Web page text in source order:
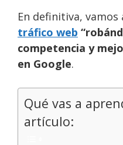
En definitiva, vamos
tráfico web
competencia y
en Google.
Qué vas a
artículo: